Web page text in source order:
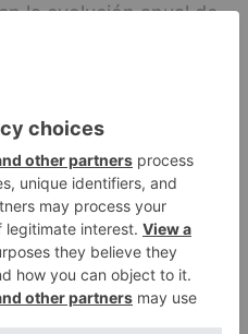
la evolución anual de
León que lo necesiten.